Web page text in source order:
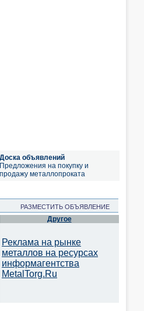
Доска объявлений
Предложения на покупку и
продажу металлопроката
РАЗМЕСТИТЬ ОБЪЯВЛЕНИЕ
Другое
Реклама на рынке
металлов на ресурсах
информагентства
MetalTorg.Ru